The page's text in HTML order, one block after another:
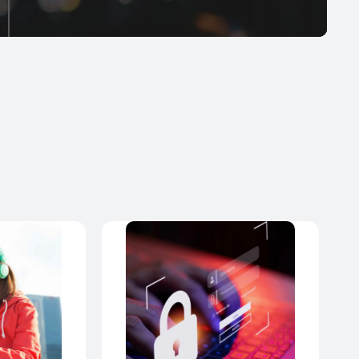
décisions éclairées et à optimiser les services.
expérience client améliorée encourage les
abonnés à rester chez l'opérateur et à utiliser ses
services même en itinérance.